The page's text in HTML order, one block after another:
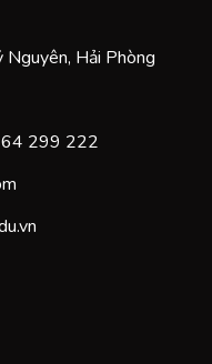
Nguyên, Hải Phòng
299 222